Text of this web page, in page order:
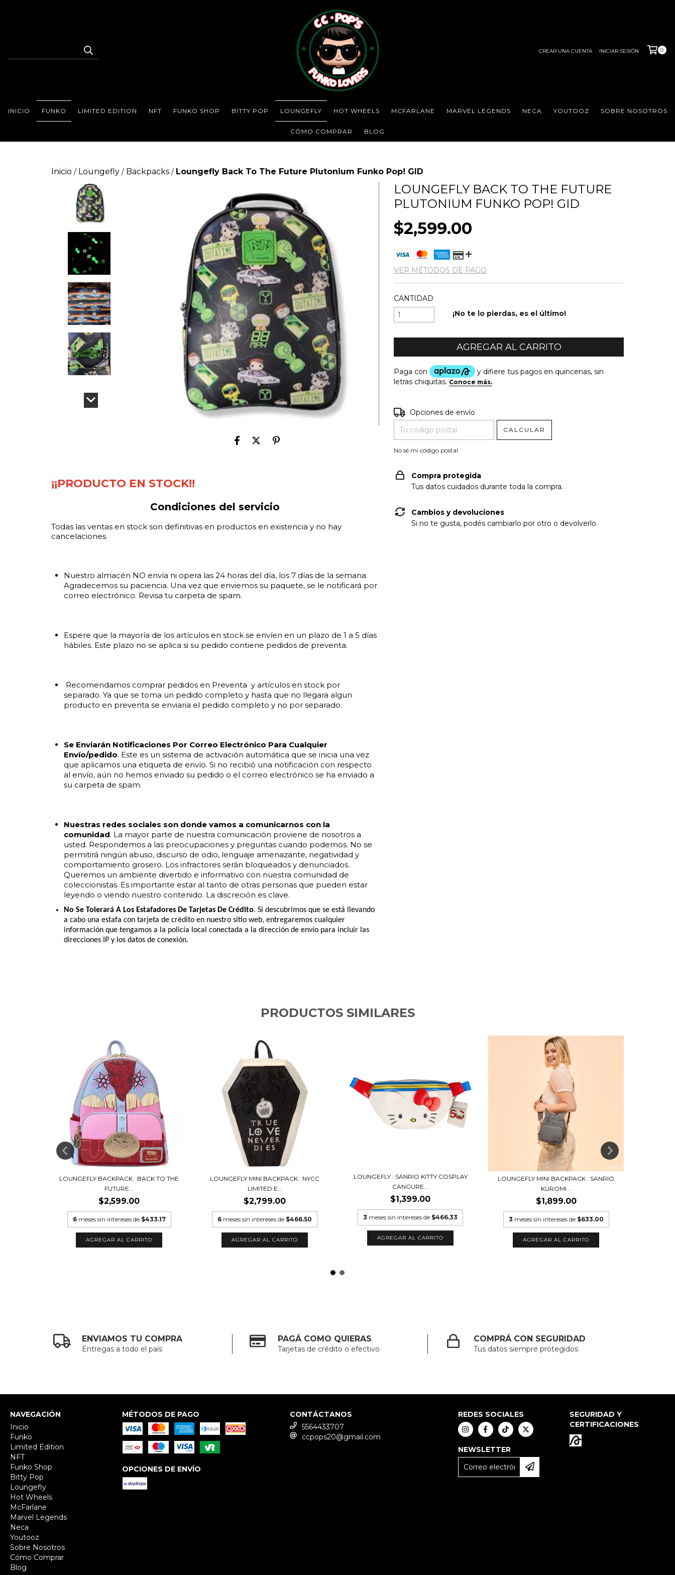
CREAR UNA CUENTA INICIAR SESIÓN 0
INICIO FUNKO LIMITED EDITION NFT FUNKO SHOP BITTY POP LOUNGEFLY HOT WHEELS MCFARLANE MARVEL LEGENDS NECA YOUTOOZ SOBRE NOSOTROS
CÓMO COMPRAR BLOG
Inicio / Loungefly / Backpacks / Loungefly Back To The Future Plutonium Funko Pop! GID
¡¡PRODUCTO EN STOCK!!
Condiciones del servicio
Todas las ventas en stock son definitivas en productos en existencia y no hay
cancelaciones.
Nuestro almacén NO envía ni opera las 24 horas del día, los 7 días de la semana.
Agradecemos su paciencia. Una vez que enviemos su paquete, se le notificará por
correo electrónico. Revisa tu carpeta de spam.
Espere que la mayoría de los artículos en stock se envíen en un plazo de 1 a 5 días
hábiles. Este plazo no se aplica si su pedido contiene pedidos de preventa.
Recomendamos comprar pedidos en Preventa y artículos en stock por
separado. Ya que se toma un pedido completo y hasta que no llegara algun
producto en preventa se enviaria el pedido completo y no por separado.
Se Enviarán Notificaciones Por Correo Electrónico Para Cualquier
Envío/pedido. Este es un sistema de activación automática que se inicia una vez
que aplicamos una etiqueta de envío. Si no recibió una notificación con respecto
al envío, aún no hemos enviado su pedido o el correo electrónico se ha enviado a
su carpeta de spam.
Nuestras redes sociales son donde vamos a comunicarnos con la
comunidad. La mayor parte de nuestra comunicación proviene de nosotros a
usted. Respondemos a las preocupaciones y preguntas cuando podemos. No se
permitirá ningún abuso, discurso de odio, lenguaje amenazante, negatividad y
comportamiento grosero. Los infractores serán bloqueados y denunciados.
Queremos un ambiente divertido e informativo con nuestra comunidad de
coleccionistas. Es importante estar al tanto de otras personas que pueden estar
leyendo o viendo nuestro contenido. La discreción es clave.
No Se Tolerará A Los Estafadores De Tarjetas De Crédito. Si descubrimos que se está llevando
a cabo una estafa con tarjeta de crédito en nuestro sitio web, entregaremos cualquier
información que tengamos a la policía local conectada a la dirección de envío para incluir las
direcciones IP y los datos de conexión.
LOUNGEFLY BACK TO THE FUTURE
PLUTONIUM FUNKO POP! GID
$2,599.00
VER MÉTODOS DE PAGO
CANTIDAD
¡No te lo pierdas, es el último!
Entregas para el CP:
Opciones de envío
CALCULAR
No sé mi código postal
Compra protegida
Tus datos cuidados durante toda la compra.
Cambios y devoluciones
Si no te gusta, podés cambiarlo por otro o devolverlo.
PRODUCTOS SIMILARES
LOUNGEFLY BACKPACK : BACK TO THE
FUTURE...
$2,599.00
6 meses sin intereses de $433.17
LOUNGEFLY MINI BACKPACK : NYCC
LIMITED E...
$2,799.00
6 meses sin intereses de $466.50
LOUNGEFLY : SANRIO KITTY COSPLAY
CANGURE...
$1,399.00
3 meses sin intereses de $466.33
LOUNGEFLY MINI BACKPACK : SANRIO
KUROMI...
$1,899.00
3 meses sin intereses de $633.00
ENVIAMOS TU COMPRA
Entregas a todo el país
PAGÁ COMO QUIERAS
Tarjetas de crédito o efectivo
COMPRÁ CON SEGURIDAD
Tus datos siempre protegidos
NAVEGACIÓN
Inicio
Funko
Limited Edition
NFT
Funko Shop
Bitty Pop
Loungefly
Hot Wheels
McFarlane
Marvel Legends
Neca
Youtooz
Sobre Nosotros
Cómo Comprar
Blog
MÉTODOS DE PAGO
OPCIONES DE ENVÍO
CONTÁCTANOS
5564433707
ccpops20@gmail.com
REDES SOCIALES
NEWSLETTER
SEGURIDAD Y
CERTIFICACIONES